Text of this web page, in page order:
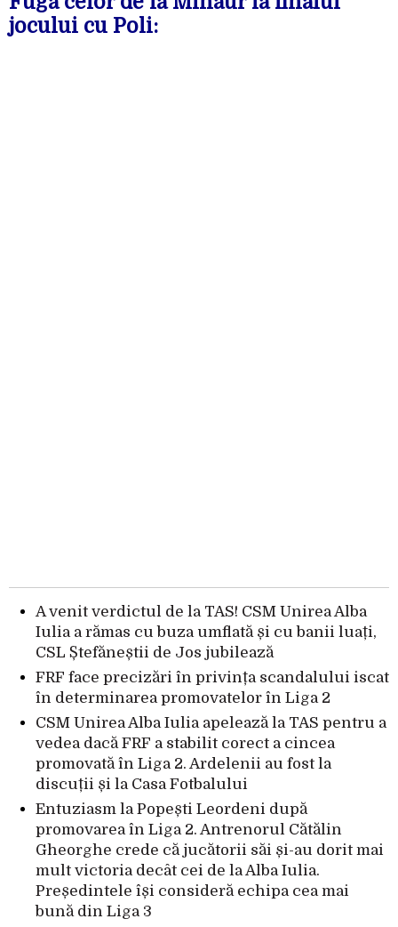
jocului cu Poli:
A venit verdictul de la TAS! CSM Unirea Alba
Iulia a rămas cu buza umflată și cu banii luați,
CSL Ștefăneștii de Jos jubilează
FRF face precizări în privința scandalului iscat
în determinarea promovatelor în Liga 2
CSM Unirea Alba Iulia apelează la TAS pentru a
vedea dacă FRF a stabilit corect a cincea
promovată în Liga 2. Ardelenii au fost la
discuții și la Casa Fotbalului
Entuziasm la Popești Leordeni după
promovarea în Liga 2. Antrenorul Cătălin
Gheorghe crede că jucătorii săi și-au dorit mai
mult victoria decât cei de la Alba Iulia.
Președintele își consideră echipa cea mai
bună din Liga 3